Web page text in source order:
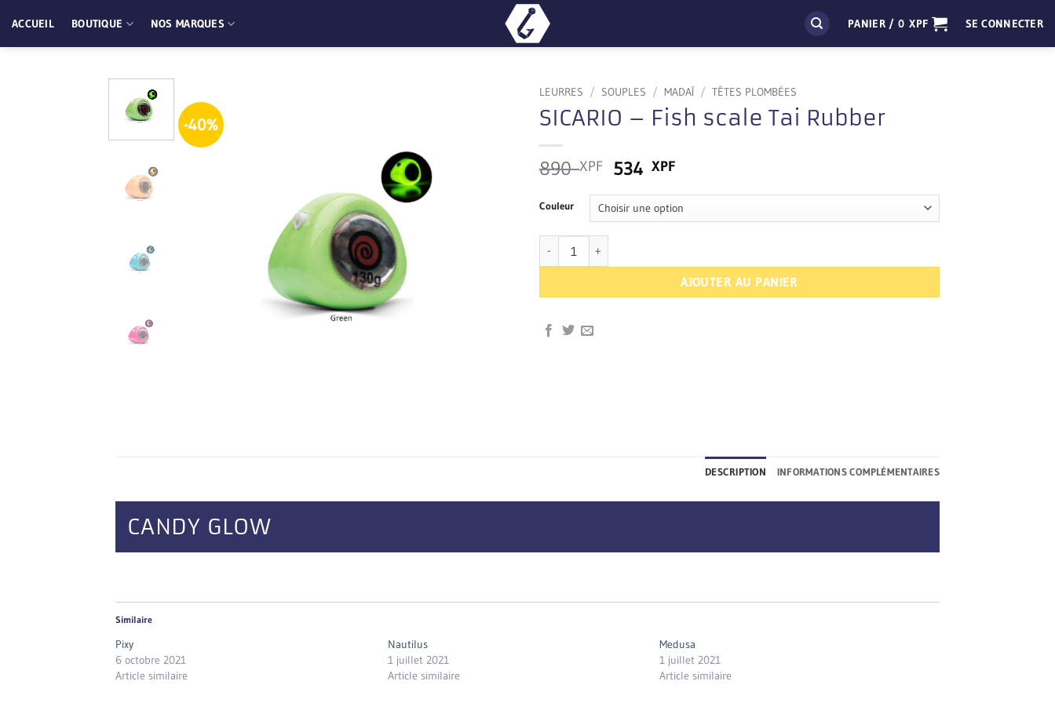
au
contenu
ACCUEIL BOUTIQUE NOS MARQUES PANIER / 0XPF SE CONNECTER
-40%
LEURRES / SOUPLES / MADAÏ / TÊTES PLOMBÉES
SICARIO – Fish scale Tai Rubber
890XPF
Le
initial
était :
534XPFLe
actuel
est :
Couleur
quantité de SICARIO - Fish scale Tai Rubber
AJOUTER AU PANIER
DESCRIPTION INFORMATIONS COMPLÉMENTAIRES
CANDY GLOW
Similaire
Pixy
6 octobre 2021
Article similaire
Nautilus
1 juillet 2021
Article similaire
Medusa
1 juillet 2021
Article similaire